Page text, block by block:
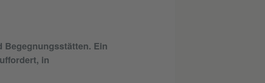
Ein
in